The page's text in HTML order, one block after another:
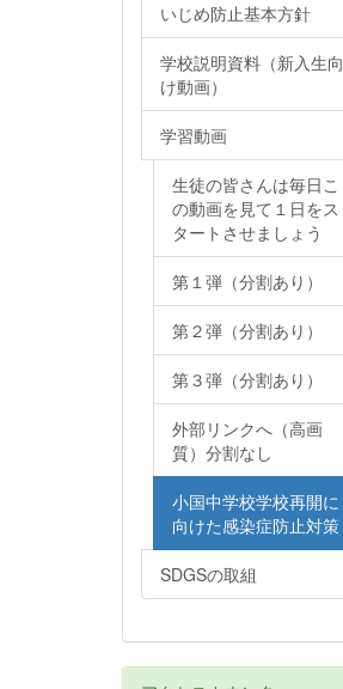
いじめ防止基本方針
学校説明資料（新入生向
け動画）
学習動画
生徒の皆さんは毎日こ
の動画を見て１日をス
タートさせましょう
第１弾（分割あり）
第２弾（分割あり）
第３弾（分割あり）
外部リンクへ（高画
質）分割なし
小国中学校学校再開に
向けた感染症防止対策
SDGSの取組